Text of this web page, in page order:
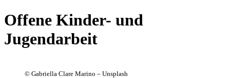
Offene Kinder- und
Jugendarbeit
© Gabriella Clare Marino – Unsplash